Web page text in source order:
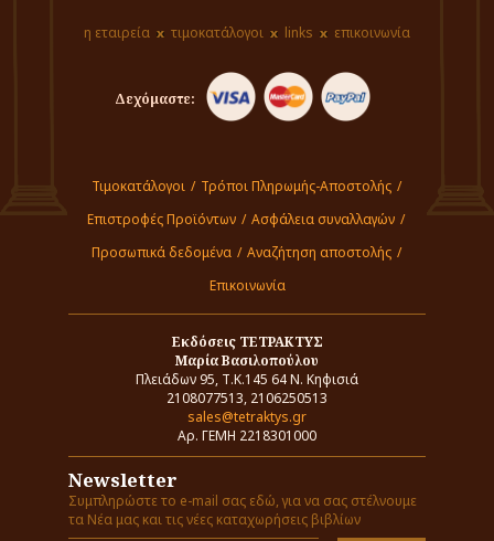
η εταιρεία τιμοκατάλογοι links επικοινωνία
Δεχόμαστε:
Τιμοκατάλογοι / Τρόποι Πληρωμής-Αποστολής /
Επιστροφές Προϊόντων / Ασφάλεια συναλλαγών /
Προσωπικά δεδομένα / Αναζήτηση αποστολής /
Επικοινωνία
Εκδόσεις ΤΕΤΡΑΚΤΥΣ
Μαρία Βασιλοπούλου
Πλειάδων 95, Τ.Κ.145 64 Ν. Κηφισιά
2108077513, 2106250513
sales@tetraktys.gr
Αρ. ΓΕΜΗ 2218301000
Newsletter
Συμπληρώστε το e-mail σας εδώ, για να σας στέλνουμε
τα Νέα μας και τις νέες καταχωρήσεις βιβλίων